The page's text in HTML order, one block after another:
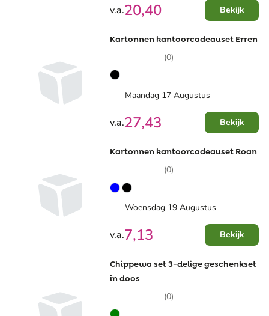
v.a.20,40 Bekijk
Kartonnen kantoorcadeauset Erren
(0)
Maandag 17 Augustus
v.a.27,43 Bekijk
Kartonnen kantoorcadeauset Roan
(0)
Woensdag 19 Augustus
v.a.7,13 Bekijk
Chippewa set 3-delige geschenkset
in doos
(0)